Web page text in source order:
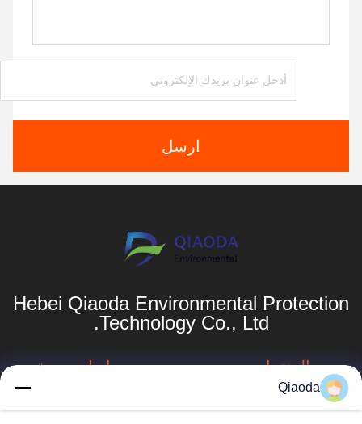
ارسل
Hebei Qiaoda Environmental Protection
Technology Co., Ltd.
المنتجات روابط سريعة
Qiaoda